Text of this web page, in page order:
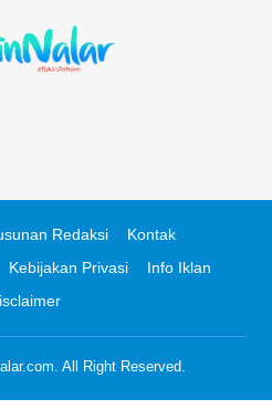
Redaksi
Kontak
Kebijakan Privasi
Info Iklan
. All Right Reserved.